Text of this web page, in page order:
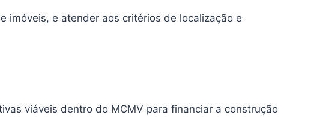
imóveis, e atender aos critérios de localização e
viáveis dentro do MCMV para financiar a construção